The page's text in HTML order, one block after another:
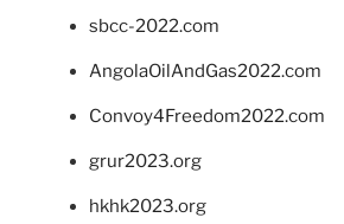
sbcc-2022.com
AngolaOilAndGas2022.com
Convoy4Freedom2022.com
grur2023.org
hkhk2023.org